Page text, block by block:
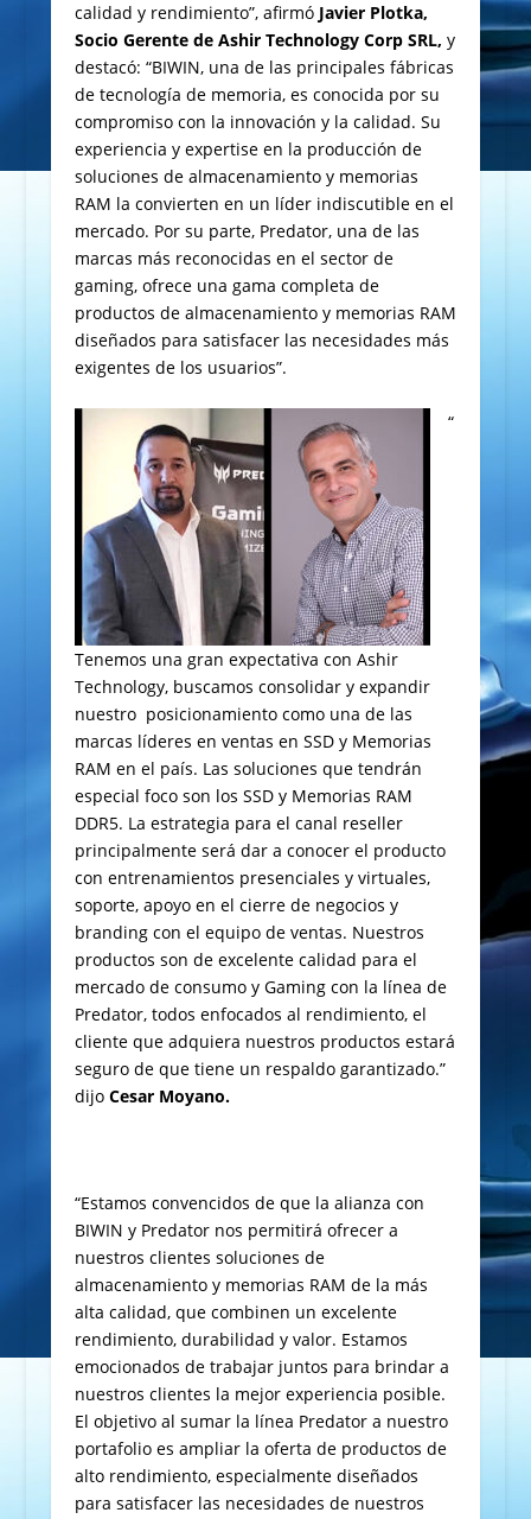
calidad y rendimiento”, afirmó Javier Plotka,
Socio Gerente de Ashir Technology Corp SRL, y
destacó: “BIWIN, una de las principales fábricas
de tecnología de memoria, es conocida por su
compromiso con la innovación y la calidad. Su
experiencia y expertise en la producción de
soluciones de almacenamiento y memorias
RAM la convierten en un líder indiscutible en el
mercado. Por su parte, Predator, una de las
marcas más reconocidas en el sector de
gaming, ofrece una gama completa de
productos de almacenamiento y memorias RAM
diseñados para satisfacer las necesidades más
exigentes de los usuarios”.
“
Tenemos una gran expectativa con Ashir
Technology, buscamos consolidar y expandir
nuestro posicionamiento como una de las
marcas líderes en ventas en SSD y Memorias
RAM en el país. Las soluciones que tendrán
especial foco son los SSD y Memorias RAM
DDR5. La estrategia para el canal reseller
principalmente será dar a conocer el producto
con entrenamientos presenciales y virtuales,
soporte, apoyo en el cierre de negocios y
branding con el equipo de ventas. Nuestros
productos son de excelente calidad para el
mercado de consumo y Gaming con la línea de
Predator, todos enfocados al rendimiento, el
cliente que adquiera nuestros productos estará
seguro de que tiene un respaldo garantizado.”
dijo Cesar Moyano.
“Estamos convencidos de que la alianza con
BIWIN y Predator nos permitirá ofrecer a
nuestros clientes soluciones de
almacenamiento y memorias RAM de la más
alta calidad, que combinen un excelente
rendimiento, durabilidad y valor. Estamos
emocionados de trabajar juntos para brindar a
nuestros clientes la mejor experiencia posible.
El objetivo al sumar la línea Predator a nuestro
portafolio es ampliar la oferta de productos de
alto rendimiento, especialmente diseñados
para satisfacer las necesidades de nuestros